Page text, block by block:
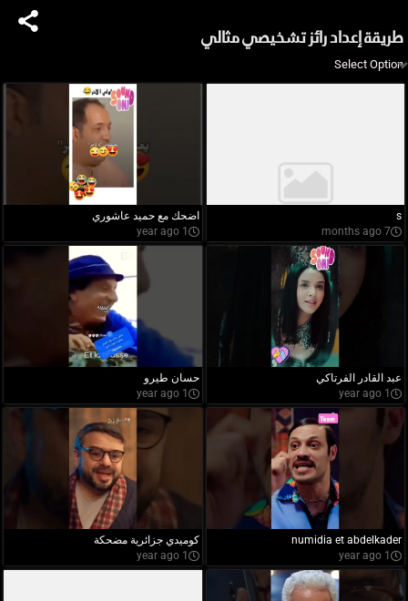
طريقة إعداد رائز تشخيصي مثالي
s
7 months ago
اضحك مع حميد عاشوري
1 year ago
عبد القادر الفرتاكي
1 year ago
حسان طيرو
1 year ago
numidia et abdelkader
1 year ago
كوميدي جزائرية مضحكة
1 year ago